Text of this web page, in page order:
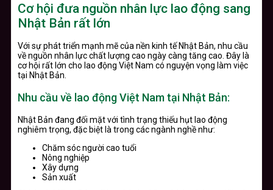
Cơ hội đưa nguồn nhân lực lao động sang
Nhật Bản rất lớn
Với sự phát triển mạnh mẽ của nền kinh tế Nhật Bản, nhu cầu
về nguồn nhân lực chất lượng cao ngày càng tăng cao. Đây là
cơ hội rất lớn cho lao động Việt Nam có nguyện vọng làm việc
tại Nhật Bản.
Nhu cầu về lao động Việt Nam tại Nhật Bản:
Nhật Bản đang đối mặt với tình trạng thiếu hụt lao động
nghiêm trọng, đặc biệt là trong các ngành nghề như:
Chăm sóc người cao tuổi
Nông nghiệp
Xây dựng
Sản xuất